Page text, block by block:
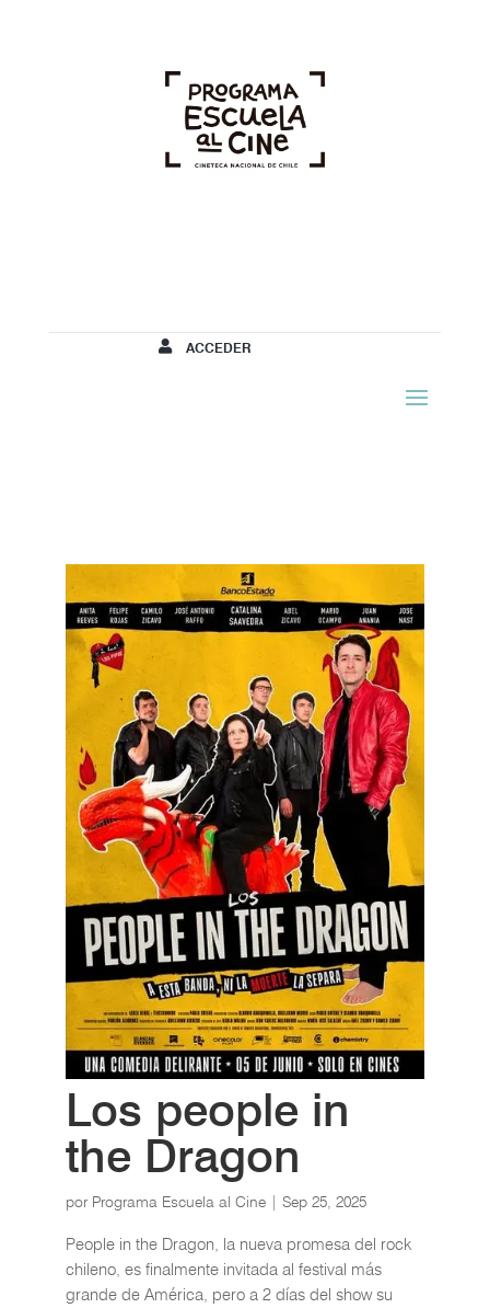
ACCEDER
Los people in
the Dragon
por Programa Escuela al Cine| Sep 25, 2025
People in the Dragon, la nueva promesa del rock
chileno, es finalmente invitada al festival más
grande de América, pero a 2 días del show su